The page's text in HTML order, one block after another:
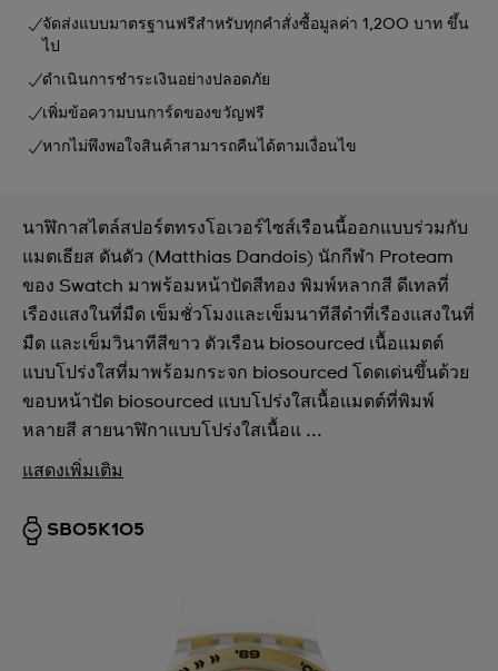
จัดส่งแบบมาตรฐานฟรีสำหรับทุกคำสั่งซื้อมูลค่า 1,200 บาท ขึ้น
ไป
ดำเนินการชำระเงินอย่างปลอดภัย
เพิ่มข้อความบนการ์ดของขวัญฟรี
หากไม่พึงพอใจสินค้าสามารถคืนได้ตามเงื่อนไข
นาฬิกาสไตล์สปอร์ตทรงโอเวอร์ไซส์เรือนนี้ออกแบบร่วมกับ
แมตเธียส ดันดัว (Matthias Dandois) นักกีฬา Proteam
ของ Swatch มาพร้อมหน้าปัดสีทอง พิมพ์หลากสี ดีเทลที่
เรืองแสงในที่มืด เข็มชั่วโมงและเข็มนาทีสีดำที่เรืองแสงในที่
มืด และเข็มวินาทีสีขาว ตัวเรือน biosourced เนื้อแมตต์
แบบโปร่งใสที่มาพร้อมกระจก biosourced โดดเด่นขึ้นด้วย
ขอบหน้าปัด biosourced แบบโปร่งใสเนื้อแมตต์ที่พิมพ์
หลายสี สายนาฬิกาแบบโปร่งใสเนื้อแ ...
แสดงเพิ่มเติม
SB05K105